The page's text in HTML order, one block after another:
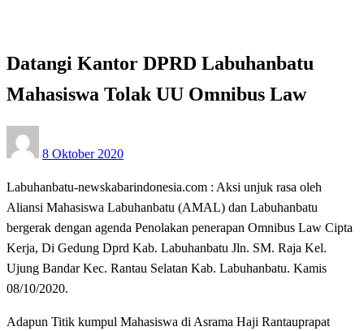
Datangi Kantor DPRD Labuhanbatu
Mahasiswa Tolak UU Omnibus Law
on
8 Oktober 2020
Labuhanbatu-newskabarindonesia.com : Aksi unjuk rasa oleh
Aliansi Mahasiswa Labuhanbatu (AMAL) dan Labuhanbatu
bergerak dengan agenda Penolakan penerapan Omnibus Law Cipta
Kerja, Di Gedung Dprd Kab. Labuhanbatu Jln. SM. Raja Kel.
Ujung Bandar Kec. Rantau Selatan Kab. Labuhanbatu. Kamis
08/10/2020.
Adapun Titik kumpul Mahasiswa di Asrama Haji Rantauprapat